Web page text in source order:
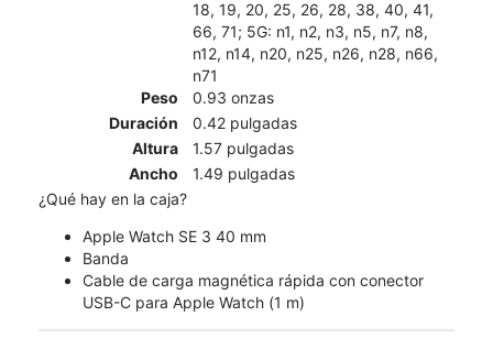
18, 19, 20, 25, 26, 28, 38, 40, 41,
66, 71; 5G: n1, n2, n3, n5, n7, n8,
n12, n14, n20, n25, n26, n28, n66,
n71
Peso
0.93 onzas
Duración
0.42 pulgadas
Altura
1.57 pulgadas
Ancho
1.49 pulgadas
¿Qué hay en la caja?
Apple Watch SE 3 40 mm
Banda
Cable de carga magnética rápida con conector
USB-C para Apple Watch (1 m)